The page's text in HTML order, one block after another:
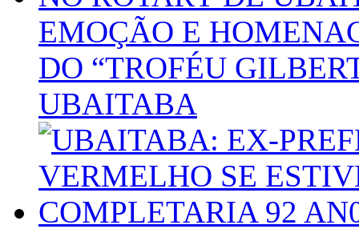
EMOÇÃO E
DO “TROFÉU
UBAITABA